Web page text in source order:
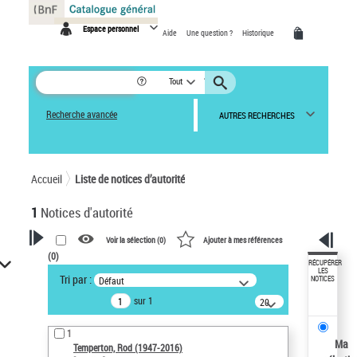
Espace personnel Aide Une question ? Historique
Tout
Recherche avancée AUTRES RECHERCHES
Accueil Liste de notices d’autorité
1 Notices d'autorité
VOTRE RECHERCHE
Recherche avancée dans les
notices d’autorité
Œuvres liées à l'auteur :
Temperton, Rod (1947-2016)
Voir la sélection (0) Ajouter à mes références
(0)
Tri par : Défaut
sur 1
20
résultats/page
1
Temperton, Rod (1947-2016)
RÉCUPÉRER
LES
NOTICES
Ma
Panneau de gestion des cookies